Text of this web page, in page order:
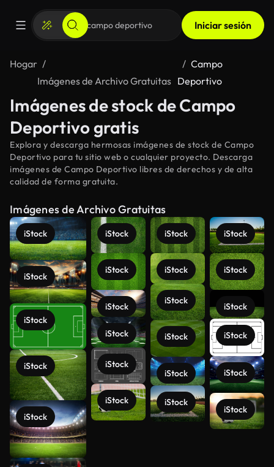
Iniciar sesión
Hogar
Imágenes de Archivo Gratuitas
Campo
Deportivo
Imágenes de stock de Campo
Deportivo gratis
Explora y descarga hermosas imágenes de stock de Campo
Deportivo para tu sitio web o cualquier proyecto. Descarga
imágenes de Campo Deportivo libres de derechos y de alta
calidad de forma gratuita.
Imágenes de Archivo Gratuitas
iStock
iStock
iStock
iStock
iStock
iStock
iStock
iStock
iStock
iStock
iStock
iStock
iStock
iStock
iStock
iStock
iStock
iStock
iStock
iStock
iStock
iStock
iStock